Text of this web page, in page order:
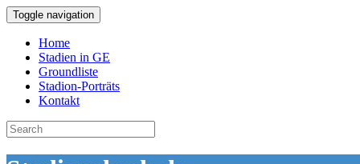
Toggle navigation
Home
Stadien in GE
Groundliste
Stadion-Porträts
Kontakt
Search
for: